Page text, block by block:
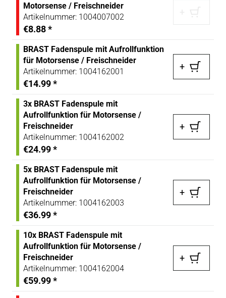
Motorsense / Freischneider
Artikelnummer: 1004007002
€8.88*
BRAST Fadenspule mit Aufrollfunktion
für Motorsense / Freischneider
Artikelnummer: 1004162001
€14.99*
+
3x BRAST Fadenspule mit
Aufrollfunktion für Motorsense /
Freischneider
Artikelnummer: 1004162002
€24.99*
+
5x BRAST Fadenspule mit
Aufrollfunktion für Motorsense /
Freischneider
Artikelnummer: 1004162003
€36.99*
+
10x BRAST Fadenspule mit
Aufrollfunktion für Motorsense /
Freischneider
Artikelnummer: 1004162004
€59.99*
+